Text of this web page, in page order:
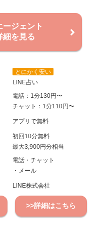
ージェント
細を見る
とにかく安い
LINE占い
電話：1分130円〜
チャット：1分110円〜
アプリで無料
初回10分無料
最大3,900円分相当
電話・チャット
・メール
LINE株式会社
>>詳細はこちら